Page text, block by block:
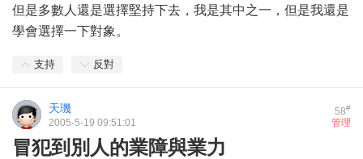
但是多數人還是選擇堅持下去，我是其中之一，但是我還是
學會選擇一下對象。
支持 反對
58#
天璣
管理
2005-5-19 09:51:01
冒犯到別人的業障與業力